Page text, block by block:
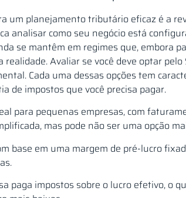
um planejamento tributário eficaz é a
analisar como seu negócio está
se mantêm em regimes que, embora
realidade. Avaliar se você deve optar
Cada uma dessas opções tem
de impostos que você precisa pagar.
para pequenas empresas, com
mas pode não ser uma opção
base em uma margem de pré-lucro
paga impostos sobre o lucro efetivo, o